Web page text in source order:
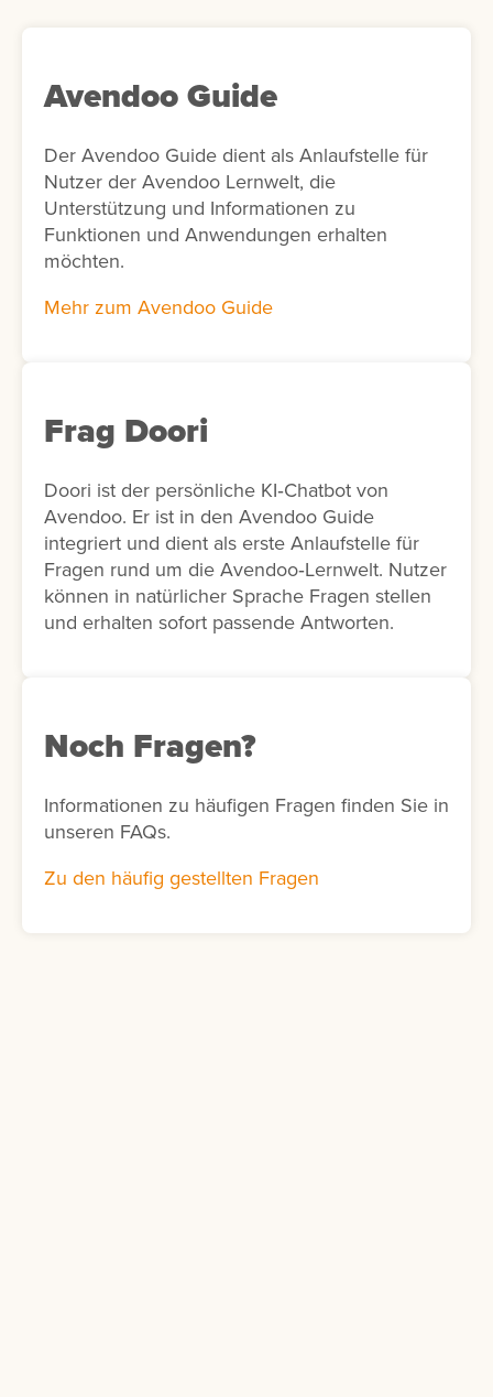
Avendoo Guide
Der Avendoo Guide dient als Anlaufstelle für
Nutzer der Avendoo Lernwelt, die
Unterstützung und Informationen zu
Funktionen und Anwendungen erhalten
möchten.
Mehr zum Avendoo Guide
Frag Doori
Doori ist der persönliche KI‑Chatbot von
Avendoo. Er ist in den Avendoo Guide
integriert und dient als erste Anlaufstelle für
Fragen rund um die Avendoo‑Lernwelt. Nutzer
können in natürlicher Sprache Fragen stellen
und erhalten sofort passende Antworten.
Noch Fragen?
Informationen zu häufigen Fragen finden Sie in
unseren FAQs.
Zu den häufig gestellten Fragen